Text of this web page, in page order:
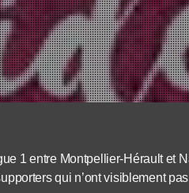
1 entre Montpellier-Hérault et
qui n’ont visiblement